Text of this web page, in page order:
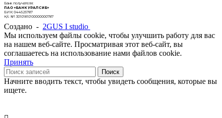
Банк получателя:
ПАО «БАНК УРАЛСИБ»
БИК: 044525787
К/с №: 30101810100000000787
Создано - 2GUS I studio
Мы используем файлы cookie, чтобы улучшить работу для вас
на нашем веб-сайте. Просматривая этот веб-сайт, вы
соглашаетесь на использование нами файлов cookie.
Принять
Поиск
Начните вводить текст, чтобы увидеть сообщения, которые вы
ищете.